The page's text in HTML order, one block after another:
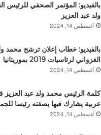
بالفيديو: المؤتمر الصحفي للرئيس
ولد عبد العزيز
أغسطس 14, 2024
بالفيديو: خطاب إعلان ترشح محمد
الغزواني لرئاسيات 2019 بموريتانيا
أغسطس 14, 2024
كلمة الرئيس محمد ولد عبد
عربية يشارك فيها بصفته رئيسا
أغسطس 14, 2024